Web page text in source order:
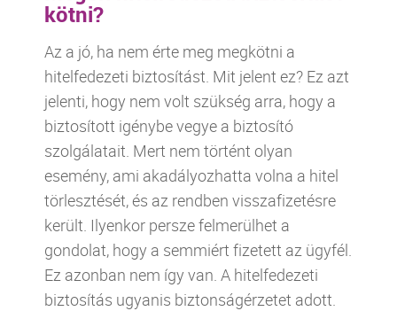
kötni?
Az a jó, ha nem érte meg megkötni a
hitelfedezeti biztosítást. Mit jelent ez? Ez azt
jelenti, hogy nem volt szükség arra, hogy a
biztosított igénybe vegye a biztosító
szolgálatait. Mert nem történt olyan
esemény, ami akadályozhatta volna a hitel
törlesztését, és az rendben visszafizetésre
került. Ilyenkor persze felmerülhet a
gondolat, hogy a semmiért fizetett az ügyfél.
Ez azonban nem így van. A hitelfedezeti
biztosítás ugyanis biztonságérzetet adott.